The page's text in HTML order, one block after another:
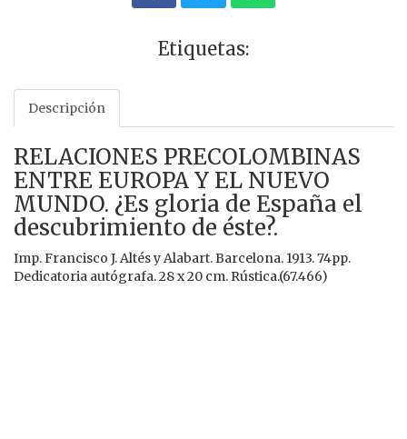
Etiquetas:
Descripción
RELACIONES PRECOLOMBINAS
ENTRE EUROPA Y EL NUEVO
MUNDO. ¿Es gloria de España el
descubrimiento de éste?.
Imp. Francisco J. Altés y Alabart. Barcelona. 1913. 74pp.
Dedicatoria autógrafa. 28 x 20 cm. Rústica.(67.466)